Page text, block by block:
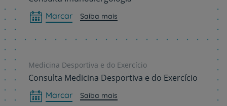
Marcar Saiba mais
Medicina Desportiva e do Exercício
Consulta Medicina Desportiva e do Exercício
Marcar Saiba mais